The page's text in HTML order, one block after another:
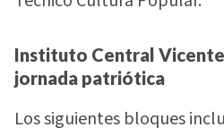
Instituto Central
jornada patriótica
Los siguientes bloques